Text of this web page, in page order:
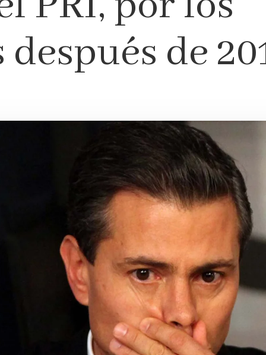
de